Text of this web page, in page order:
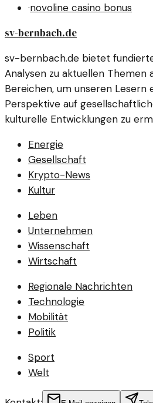
·novoline casino bonus
sv-bernbach.de
sv-bernbach.de bietet
Analysen zu aktuellen Themen
Bereichen, um unseren Lesern
Perspektive auf
kulturelle Entwicklungen zu
Energie
Gesellschaft
Krypto-News
Kultur
Leben
Unternehmen
Wissenschaft
Wirtschaft
Regionale Nachrichten
Technologie
Mobilität
Politik
Sport
Welt